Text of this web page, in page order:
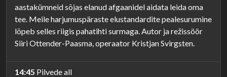
aastakümneid sõjas elanud afgaanidel aidata leida oma
tee. Meile harjumuspäraste elustandardite pealesurumine
lõpeb selles riigis pahatihti surmaga. Autor ja režissöör
Siiri Ottender-Paasma, operaator Kristjan Svirgsten.
14:45 Pilvede all